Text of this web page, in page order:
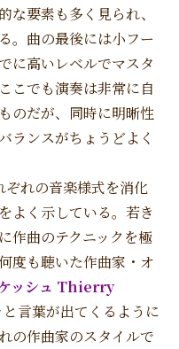
な要素も多く見られ、
。曲の最後には小フー
に高いレベルでマスタ
こでも演奏は非常に自
のだが、同時に明晰性
ランスがちょうどよく
ぞれの音楽様式を消化
よく示している。若き
作曲のテクニックを極
度も聴いた作曲家・オ
ッシュ Thierry
言葉が出てくるように
の作曲家のスタイルで